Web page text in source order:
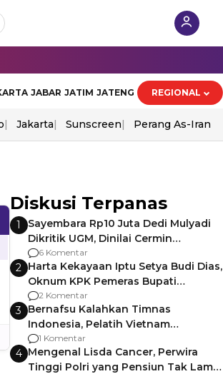
JABAR JATIM JATENG REGIONAL
Jakarta Sunscreen Perang As-Iran
Diskusi Terpanas
1
Sayembara Rp10 Juta Dedi Mulyadi
Dikritik UGM, Dinilai Cermin
Gagalnya Negara Jamin Keamanan
6 Komentar
2 Harta Kekayaan Iptu Setya Budi Dias,
Oknum KPK Pemeras Bupati
Pemalang
2 Komentar
3 Bernafsu Kalahkan Timnas
Indonesia, Pelatih Vietnam
Berencana Pakai Jimat di Pakansari
1 Komentar
4 Mengenal Lisda Cancer, Perwira
Tinggi Polri yang Pensiun Tak Lama